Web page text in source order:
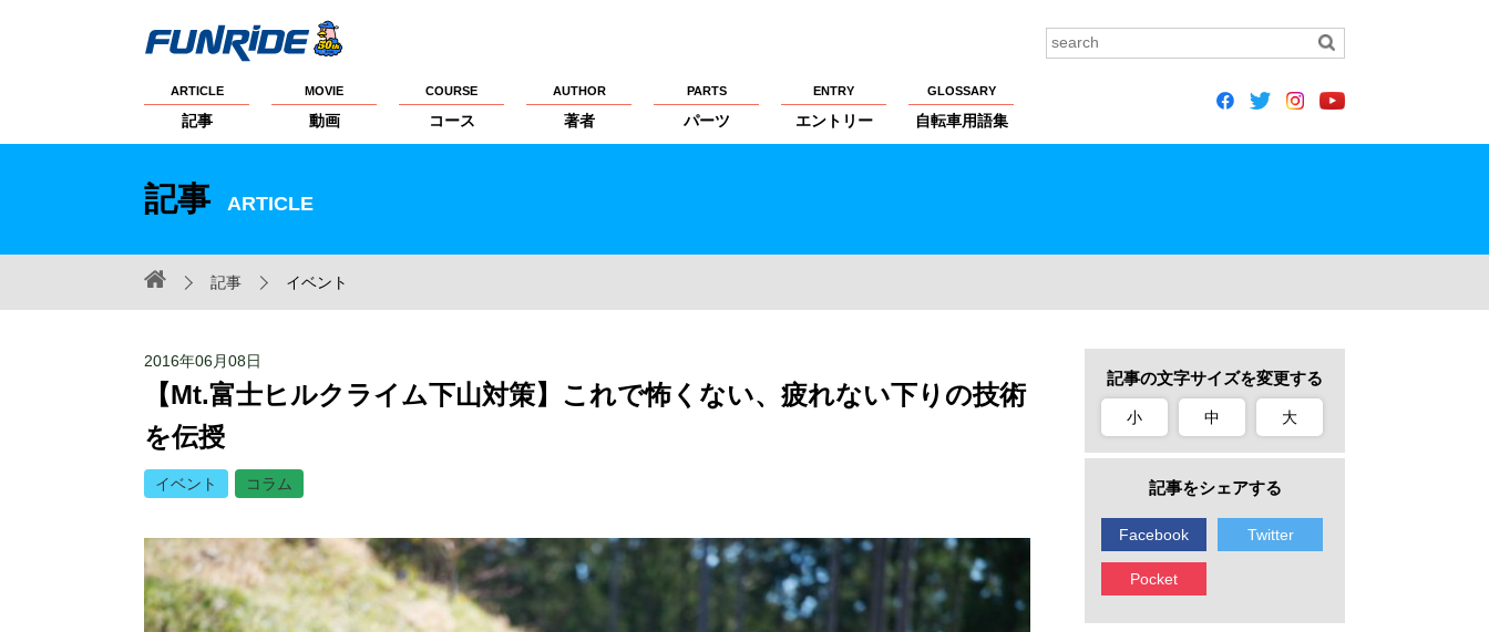
ARTICLE
記事
MOVIE
動画
COURSE
コース
AUTHOR
著者
PARTS
パーツ
ENTRY
エントリー
GLOSSARY
自転車用語集
記事 ARTICLE
記事 イベント
2016年06月08日
【Mt.富士ヒルクライム下山対策】これで怖くない、疲れない下りの技術
を伝授
イベント コラム
記事の文字サイズを変更する
小 中 大
記事をシェアする
Facebook Twitter
Pocket